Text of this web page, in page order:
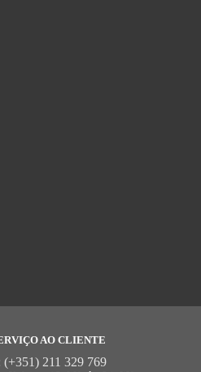
AO CLIENTE
(+351) 211 329 769